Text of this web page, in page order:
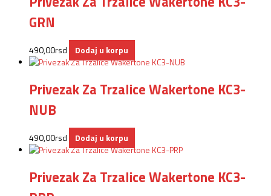
GRN
490,00rsd Dodaj u korpu
Privezak Za Trzalice Wakertone KC3-
NUB
490,00rsd Dodaj u korpu
Privezak Za Trzalice Wakertone KC3-